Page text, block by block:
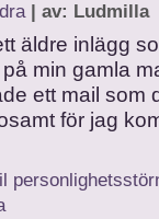
| av: Ludmilla
äldre inlägg
min gamla
ett mail som
för jag